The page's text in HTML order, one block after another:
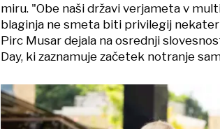
miru. "Obe naši državi verjameta v
blaginja ne smeta biti privilegij
Pirc Musar dejala na osrednji
Day, ki zaznamuje začetek notranje